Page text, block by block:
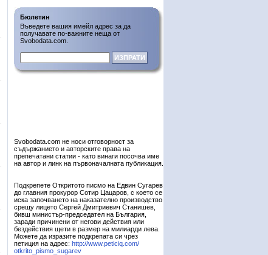
Бюлетин
Въведете вашия имейл адрес за да
получавате по-важните неща от
Svobodata.com.
Svobodata.com не носи отговорност за
съдържанието и авторските права на
препечатани статии - като винаги посочва име
на автор и линк на първоначалната публикация.
Подкрепете Откритото писмо на Едвин Сугарев
до главния прокурор Сотир Цацаров, с което се
иска започването на наказателно производство
срещу лицето Сергей Дмитриевич Станишев,
бивш министър-председател на България,
заради причинени от негови действия или
бездействия щети в размер на милиарди лева.
Можете да изразите подкрепата си чрез
петиция на адрес: http://www.peticiq.com/
otkrito_pismo_sugarev